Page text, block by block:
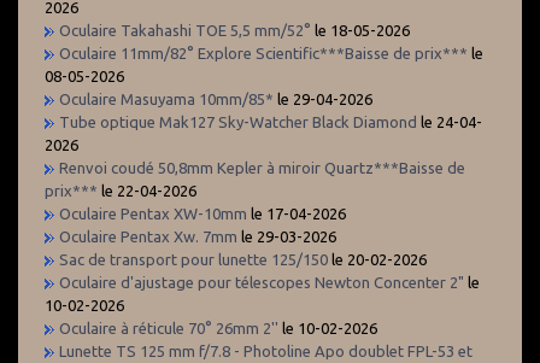
2026
Oculaire Takahashi TOE 5,5 mm/52° le 18-05-2026
Oculaire 11mm/82° Explore Scientific***Baisse de prix*** le
08-05-2026
Oculaire Masuyama 10mm/85* le 29-04-2026
Tube optique Mak127 Sky-Watcher Black Diamond le 24-04-
2026
Renvoi coudé 50,8mm Kepler à miroir Quartz***Baisse de
prix*** le 22-04-2026
Oculaire Pentax XW-10mm le 17-04-2026
Oculaire Pentax Xw. 7mm le 29-03-2026
Sac de transport pour lunette 125/150 le 20-02-2026
Oculaire d'ajustage pour télescopes Newton Concenter 2" le
10-02-2026
Oculaire à réticule 70° 26mm 2'' le 10-02-2026
Lunette TS 125 mm f/7.8 - Photoline Apo doublet FPL-53 et